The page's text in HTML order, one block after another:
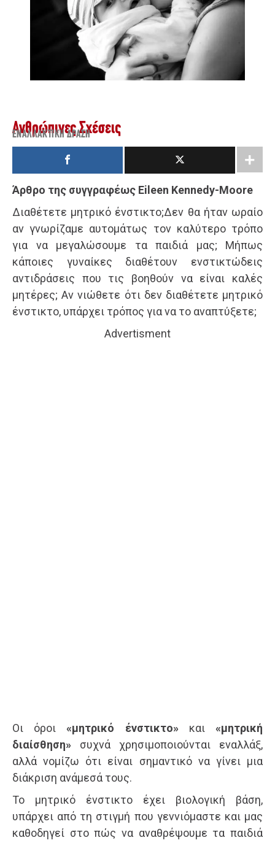
Ανθρώπινες Σχέσεις
ΕΝΑΛΛΑΚΤΙΚΉ ΔΡΆΣΗ
Άρθρο της συγγραφέως Eileen Kennedy-Moore
Διαθέτετε μητρικό ένστικτο;Δεν θα ήταν ωραίο
αν γνωρίζαμε αυτομάτως τον καλύτερο τρόπο
για να μεγαλώσουμε τα παιδιά μας; Μήπως
κάποιες γυναίκες διαθέτουν ενστικτώδεις
αντιδράσεις που τις βοηθούν να είναι καλές
μητέρες; Αν νιώθετε ότι δεν διαθέτετε μητρικό
ένστικτο, υπάρχει τρόπος για να το αναπτύξετε;
Advertisment
Οι όροι «μητρικό ένστικτο»και«μητρική
διαίσθηση» συχνά χρησιμοποιούνται εναλλάξ,
αλλά νομίζω ότι είναι σημαντικό να γίνει μια
διάκριση ανάμεσά τους.
Το μητρικό ένστικτο έχει βιολογική βάση,
υπάρχει από τη στιγμή που γεννιόμαστε και μας
καθοδηγεί στο πώς να αναθρέψουμε τα παιδιά